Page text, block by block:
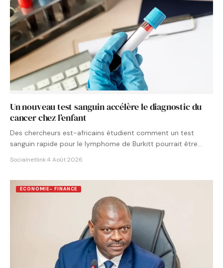
Un nouveau test sanguin accélère le diagnostic du
cancer chez l’enfant
Des chercheurs est-africains étudient comment un test
sanguin rapide pour le lymphome de Burkitt pourrait être
Socialnetlink·4 Août 2026
ECONOMIE- FINANCE